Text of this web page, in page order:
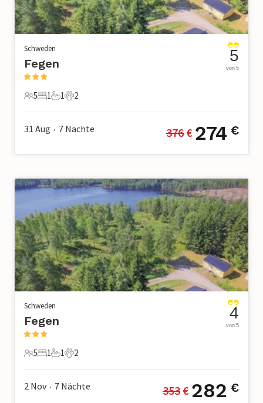
Schweden
Fegen
5 Gäste
5
1 Schlafzimmer
1
1 Badezimmer
1
2 Haustiere
2
5
von 5
31 Aug • 7 Nächte 376 € 274 €
Schweden
Fegen
5 Gäste
5
1 Schlafzimmer
1
1 Badezimmer
1
2 Haustiere
2
4
von 5
2 Nov • 7 Nächte 353 € 282 €